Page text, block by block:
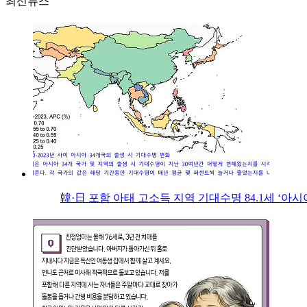
韓·日 포함 아태 고소득 지역 기대수명 84.1세 ‘아시